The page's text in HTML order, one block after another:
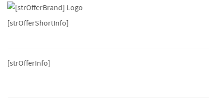
[strOfferShortInfo]
[strOfferInfo]